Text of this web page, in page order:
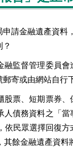
申請金融遺產資料
融監督管理委員會
寄或由網站自行
股票 、短期票券、
人債務資料之「當
，依民眾選擇回復方
其餘金融遺產資料